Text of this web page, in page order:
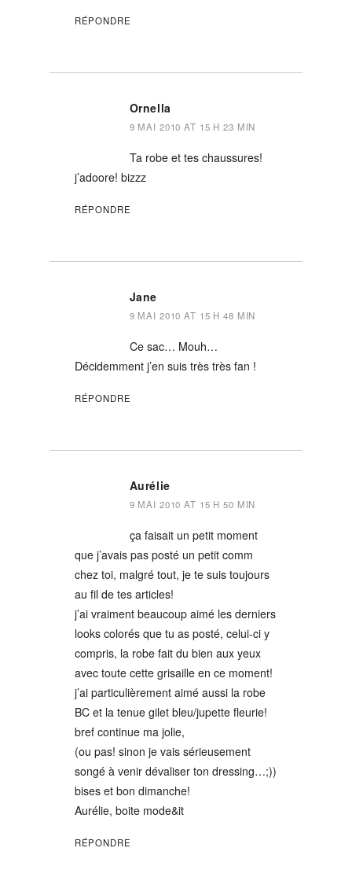
RÉPONDRE
Ornella
9 MAI 2010 AT 15 H 23 MIN
Ta robe et tes chaussures!
j’adoore! bizzz
RÉPONDRE
Jane
9 MAI 2010 AT 15 H 48 MIN
Ce sac… Mouh…
Décidemment j’en suis très très fan !
RÉPONDRE
Aurélie
9 MAI 2010 AT 15 H 50 MIN
ça faisait un petit moment
que j’avais pas posté un petit comm
chez toi, malgré tout, je te suis toujours
au fil de tes articles!
j’ai vraiment beaucoup aimé les derniers
looks colorés que tu as posté, celui-ci y
compris, la robe fait du bien aux yeux
avec toute cette grisaille en ce moment!
j’ai particulièrement aimé aussi la robe
BC et la tenue gilet bleu/jupette fleurie!
bref continue ma jolie,
(ou pas! sinon je vais sérieusement
songé à venir dévaliser ton dressing…;))
bises et bon dimanche!
Aurélie, boite mode&it
RÉPONDRE